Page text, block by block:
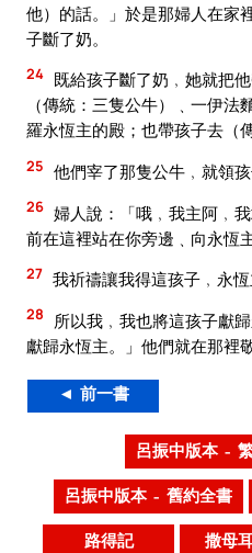
他）的話。」於是那婦人在家
子斷了奶。
24 既給孩子斷了奶﹐她就把
（傳統：三隻公牛）﹑一伊
羅永恆主的殿；也帶孩子去（
25 他們宰了那隻公牛﹐就領孩
26 婦人說：「哦﹐我主阿﹐
前在這裡站在你旁邊﹑向永恆
27 我祈禱讓我得這孩子﹐永
28
所以我﹐我也將這孩子獻
獻歸永恆主。」他們就在那裡
◄ 前一書
呂振中版本 –
呂振中版本 – 舊約全書
路得記 撒母